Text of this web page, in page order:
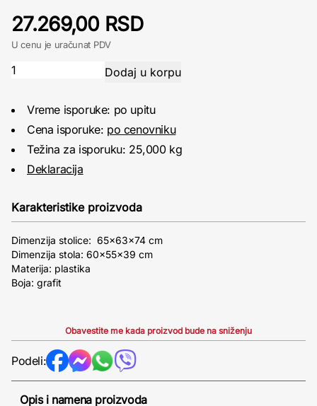
27.269,00 RSD
U cenu je uračunat PDV
Vreme isporuke: po upitu
Cena isporuke: po cenovniku
Težina za isporuku: 25,000 kg
Deklaracija
Karakteristike proizvoda
Dimenzija stolice: 65x63x74 cm
Dimenzija stola: 60x55x39 cm
Materija: plastika
Boja: grafit
Obavestite me kada proizvod bude na sniženju
Podeli:
Opis i namena proizvoda